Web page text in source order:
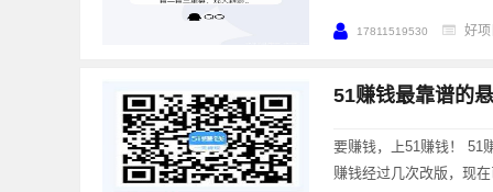
17811519530 好
51赚钱最靠谱的
要赚钱，上51赚钱！ 51
赚钱经过几次改版，现